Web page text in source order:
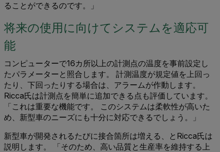
ることができるのです。」
将来の使用に向けてシステムを適応可
能
コンピューターで16カ所以上の計測点の温度を事前設定し
たパラメーターと照合します。 計測温度が規定値を上回っ
たり、下回ったりする場合は、アラームが作動します。
Ricca氏は計測点を簡単に追加できる点も評価しています。
「これは重要な機能です。 このシステムは柔軟性が高いた
め、新型車のニーズにも十分に対応できるでしょう。」
新型車が開発されるたびに接合箇所は増える、とRicca氏は
説明します。 「そのため、高い品質と生産率を維持する上